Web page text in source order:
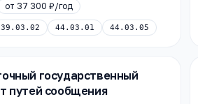
от 37 300 ₽/год
39.03.02 44.03.01 44.03.05
государственный
путей сообщения